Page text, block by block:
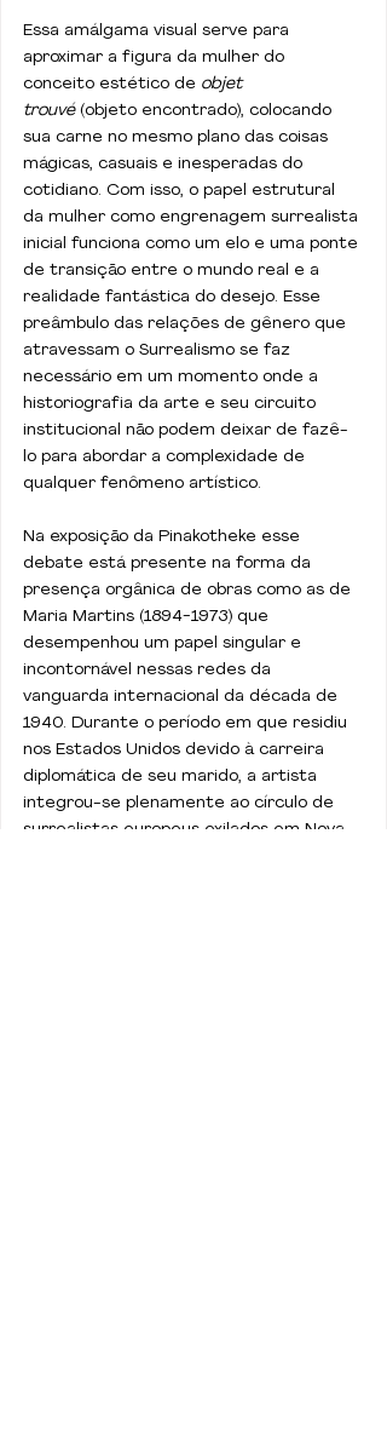
Essa amálgama visual serve para
aproximar a figura da mulher do
conceito estético de objet
trouvé (objeto encontrado), colocando
sua carne no mesmo plano das coisas
mágicas, casuais e inesperadas do
cotidiano. Com isso, o papel estrutural
da mulher como engrenagem surrealista
inicial funciona como um elo e uma ponte
de transição entre o mundo real e a
realidade fantástica do desejo. Esse
preâmbulo das relações de gênero que
atravessam o Surrealismo se faz
necessário em um momento onde a
historiografia da arte e seu circuito
institucional não podem deixar de fazê-
lo para abordar a complexidade de
qualquer fenômeno artístico.
Na exposição da Pinakotheke esse
debate está presente na forma da
presença orgânica de obras como as de
Maria Martins (1894-1973) que
desempenhou um papel singular e
incontornável nessas redes da
vanguarda internacional da década de
1940. Durante o período em que residiu
nos Estados Unidos devido à carreira
diplomática de seu marido, a artista
integrou-se plenamente ao círculo de
surrealistas europeus exilados em Nova